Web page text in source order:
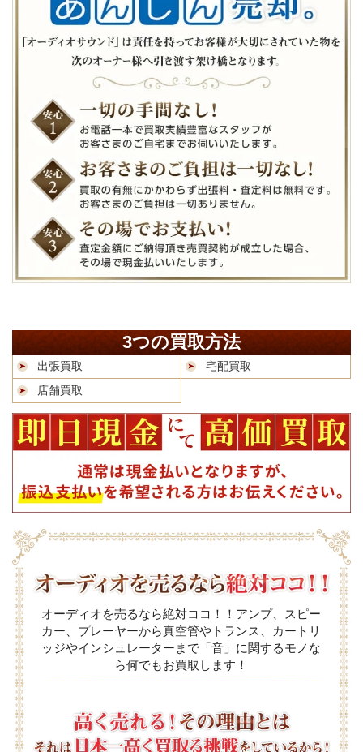
3つの買取方法
出張買取
宅配買取
店舗買取
オーディオを売るなら絶対ココ！！アンプ、スピー
カー、プレーヤーから真空管やトランス、カートリ
ッジやインシュレーターまで「音」に関するモノな
ら何でもお買取します！